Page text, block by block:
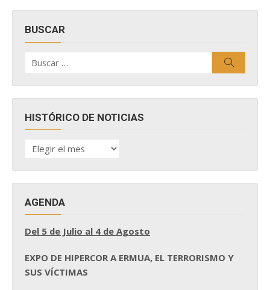
BUSCAR
por:
HISTÓRICO DE NOTICIAS
HISTÓRICO
DE
AGENDA
Del 5 de Julio al 4 de Agosto
EXPO DE HIPERCOR A ERMUA, EL TERRORISMO Y
SUS VÍCTIMAS